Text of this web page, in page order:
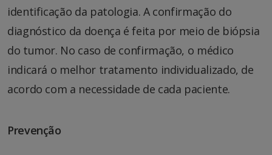
identificação da patologia. A confirmação do
diagnóstico da doença é feita por meio de biópsia
do tumor. No caso de confirmação, o médico
indicará o melhor tratamento individualizado, de
acordo com a necessidade de cada paciente.
Prevenção